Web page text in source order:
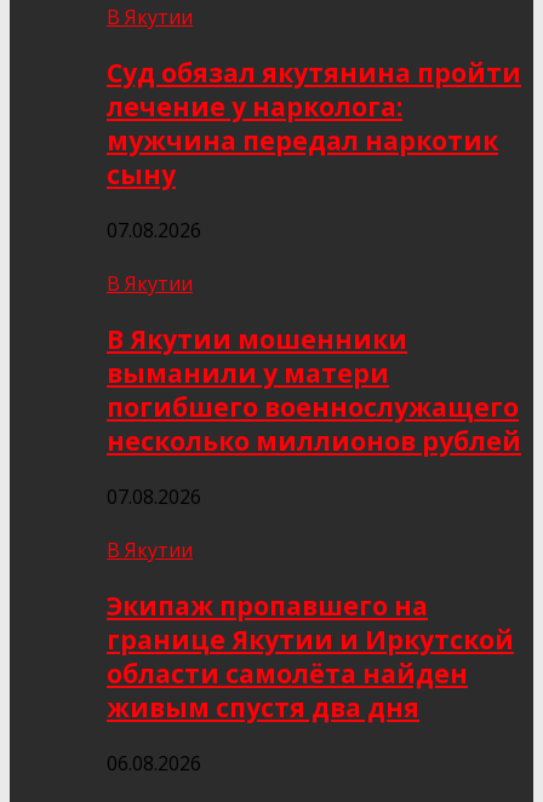
В Якутии
Суд обязал якутянина пройти
лечение у нарколога:
мужчина передал наркотик
сыну
07.08.2026
В Якутии
В Якутии мошенники
выманили у матери
погибшего военнослужащего
несколько миллионов рублей
07.08.2026
В Якутии
Экипаж пропавшего на
границе Якутии и Иркутской
области самолёта найден
живым спустя два дня
06.08.2026